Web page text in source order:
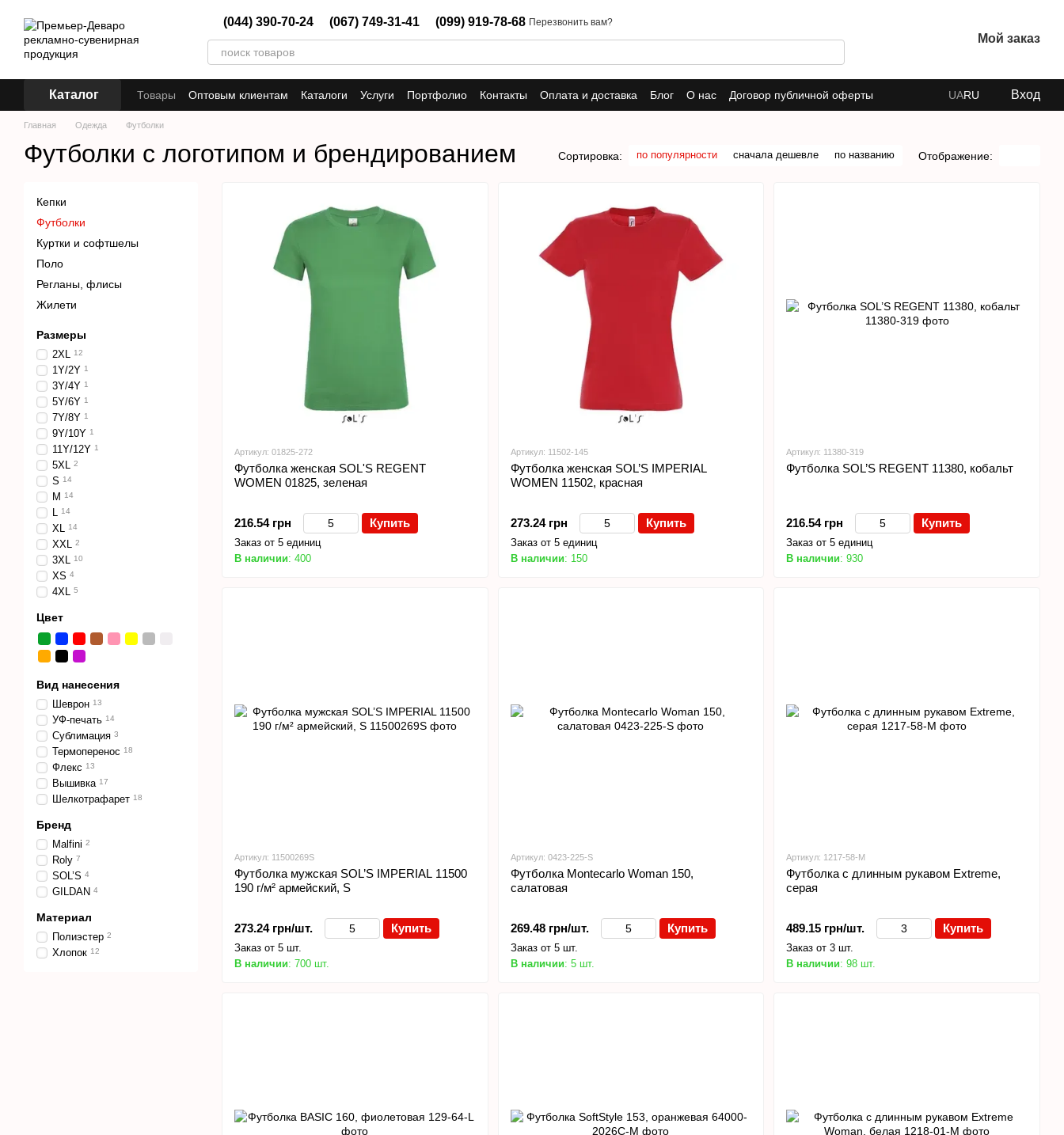
(044) 390-70-24 (067) 749-31-41 (099) 919-78-68 Перезвонить вам?
Мой заказ
Каталог Товары Оптовым клиентам Каталоги Услуги Портфолио Контакты Оплата и доставка Блог О нас Договор публичной оферты UARU Вход
Главная Одежда Футболки
Футболки с логотипом и брендированием Сортировка: по популярности сначала дешевле по названию Отображение:
Артикул: 01825-272
Футболка женская SOL'S REGENT
WOMEN 01825, зеленая
216.54 грн Купить
Заказ от 5 единиц
В наличии: 400
Артикул: 11502-145
Футболка женская SOL’S IMPERIAL
WOMEN 11502, красная
273.24 грн Купить
Заказ от 5 единиц
В наличии: 150
Артикул: 11380-319
Футболка SOL’S REGENT 11380, кобальт
216.54 грн Купить
Заказ от 5 единиц
В наличии: 930
Артикул: 11500269S
Футболка мужская SOL’S IMPERIAL 11500
190 г/м² армейский, S
273.24 грн/шт. Купить
Заказ от 5 шт.
В наличии: 700 шт.
Артикул: 0423-225-S
Футболка Montecarlo Woman 150,
салатовая
269.48 грн/шт. Купить
Заказ от 5 шт.
В наличии: 5 шт.
Артикул: 1217-58-M
Футболка с длинным рукавом Extreme,
серая
489.15 грн/шт. Купить
Заказ от 3 шт.
В наличии: 98 шт.
Кепки
Футболки
Куртки и софтшелы
Поло
Регланы, флисы
Жилети
Размеры
2XL 12
1Y/2Y 1
3Y/4Y 1
5Y/6Y 1
7Y/8Y 1
9Y/10Y 1
11Y/12Y 1
5XL 2
S 14
M 14
L 14
XL 14
XXL 2
3XL 10
XS 4
4XL 5
Цвет
Вид нанесения
Шеврон 13
УФ-печать 14
Сублимация 3
Термоперенос 18
Флекс 13
Вышивка 17
Шелкотрафарет 18
Бренд
Malfini 2
Roly 7
SOL’S 4
GILDAN 4
Материал
Полиэстер 2
Хлопок 12